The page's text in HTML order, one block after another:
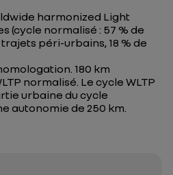
harmonized Light
(cycle normalisé : 57 % de
péri-urbains, 18 % de
180 km
normalisé. Le cycle WLTP
urbaine du cycle
autonomie de 250 km.